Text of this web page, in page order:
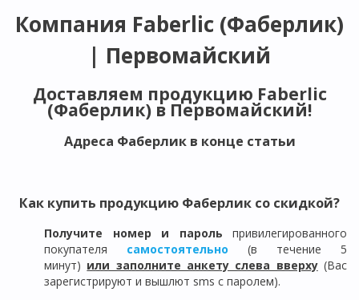
Компания Faberlic (Фаберлик)
| Первомайский
Доставляем продукцию Faberlic
(Фаберлик) в Первомайский!
Адреса Фаберлик в конце статьи
Как купить продукцию Фаберлик со скидкой?
Получите номер и пароль привилегированного
покупателя самостоятельно (в течение 5
минут) или заполните анкету слева вверху(Вас
зарегистрируют и вышлют sms с паролем).